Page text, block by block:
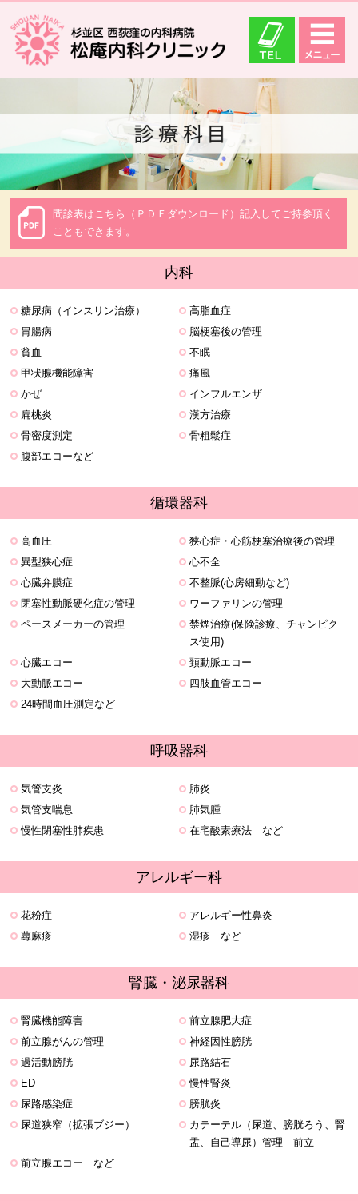
問診表はこちら（ＰＤＦダウンロード）記入してご持参頂く
こともできます。
内科
糖尿病（インスリン治療）
高脂血症
胃腸病
脳梗塞後の管理
貧血
不眠
甲状腺機能障害
痛風
かぜ
インフルエンザ
扁桃炎
漢方治療
骨密度測定
骨粗鬆症
腹部エコーなど
循環器科
高血圧
狭心症・心筋梗塞治療後の管理
異型狭心症
心不全
心臓弁膜症
不整脈(心房細動など)
閉塞性動脈硬化症の管理
ワーファリンの管理
ペースメーカーの管理
禁煙治療(保険診療、チャンピク
ス使用)
心臓エコー
頚動脈エコー
大動脈エコー
四肢血管エコー
24時間血圧測定など
呼吸器科
気管支炎
肺炎
気管支喘息
肺気腫
慢性閉塞性肺疾患
在宅酸素療法 など
アレルギー科
花粉症
アレルギー性鼻炎
蕁麻疹
湿疹 など
腎臓・泌尿器科
腎臓機能障害
前立腺肥大症
前立腺がんの管理
神経因性膀胱
過活動膀胱
尿路結石
ED
慢性腎炎
尿路感染症
膀胱炎
尿道狭窄（拡張ブジー）
カテーテル（尿道、膀胱ろう、腎
盂、自己導尿）管理 前立
前立腺エコー など